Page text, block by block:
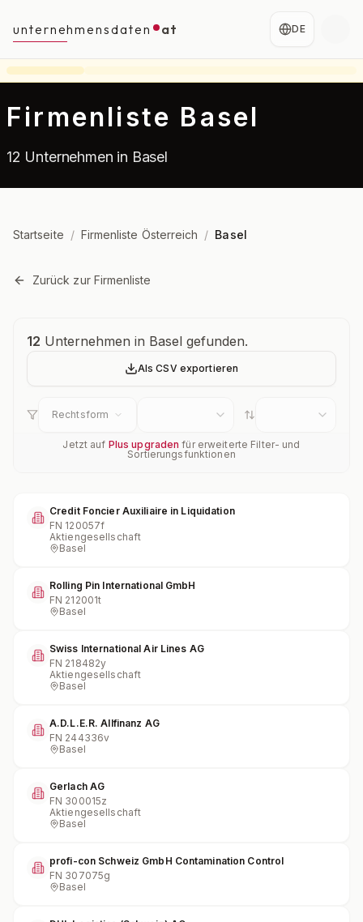
unternehmensdaten at DE
Firmenliste Basel
12 Unternehmen in Basel
Startseite / Firmenliste Österreich / Basel
Zurück zur Firmenliste
Unternehmensübersicht
12 Unternehmen in Basel gefunden.
Als CSV exportieren
Rechtsform
Jetzt auf Plus upgraden für erweiterte Filter- und
Sortierungsfunktionen
Credit Foncier Auxiliaire in Liquidation
FN 120057f
Aktiengesellschaft
Basel
Rolling Pin International GmbH
FN 212001t
Basel
Swiss International Air Lines AG
FN 218482y
Aktiengesellschaft
Basel
A.D.L.E.R. Allfinanz AG
FN 244336v
Basel
Gerlach AG
FN 300015z
Aktiengesellschaft
Basel
profi-con Schweiz GmbH Contamination Control
FN 307075g
Basel